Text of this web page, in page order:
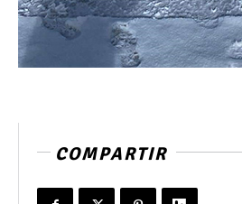
COMPARTIR